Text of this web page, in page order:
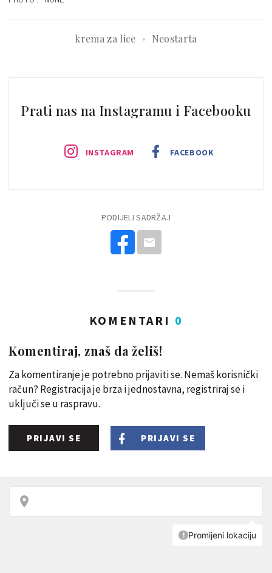
krema za lice Neostarta
Prati nas na Instagramu i Facebooku
INSTAGRAM FACEBOOK
PODIJELI SADRŽAJ
KOMENTARI 0
Komentiraj, znaš da želiš!
Za komentiranje je potrebno prijaviti se. Nemaš korisnički
račun? Registracija je brza i jednostavna, registriraj se i
uključi se u raspravu.
PRIJAVI SE PRIJAVI SE